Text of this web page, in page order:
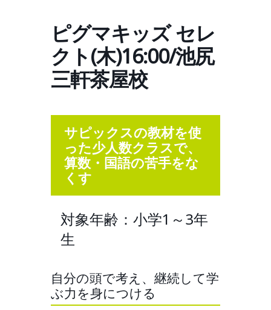
ピグマキッズ セレ
クト(木)16:00/池尻
三軒茶屋校
サピックスの教材を使
った少人数クラスで、
算数・国語の苦手をな
くす
対象年齢：小学1～3年
生
自分の頭で考え、継続して学
ぶ力を身につける